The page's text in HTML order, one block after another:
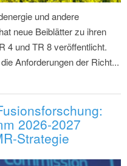
und andere
neue Beiblätter zu ihren
4 und TR 8 veröffentlicht.
Anforderungen der Richt...
2026-2027
Strategie